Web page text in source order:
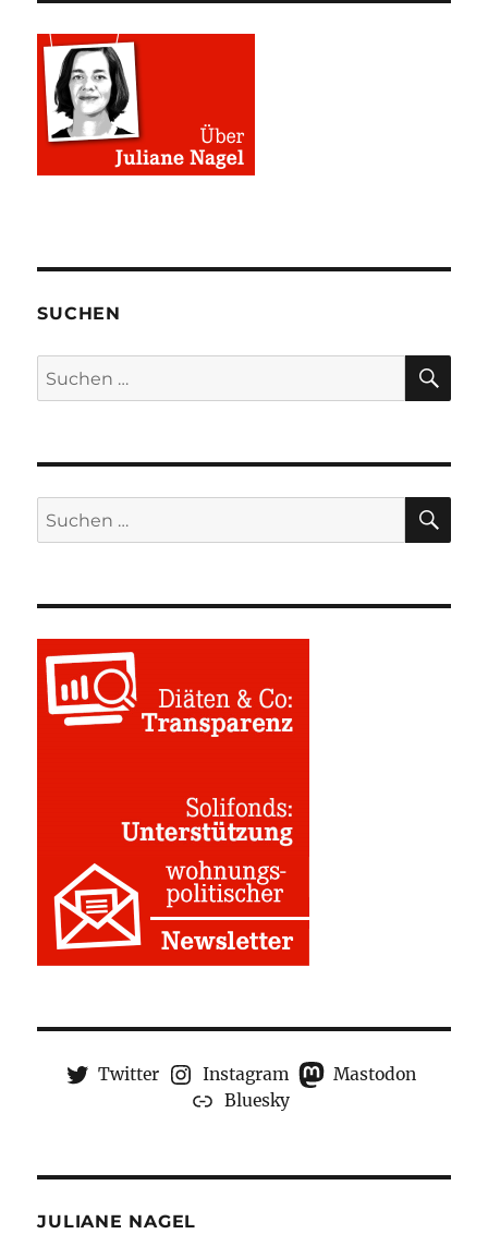
SUCHEN
Suchen
nach:
Suchen
nach:
Twitter Instagram
Mastodon
Bluesky
JULIANE NAGEL